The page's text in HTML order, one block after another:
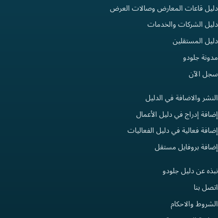
دليل قاعات المعارض وصالات العرض
دليل الشركات والخدمات
دليل المستقلين
مدونة جلودو
سجل الآن
النشر والاضافة في الدليل
إضافة إدراج في دليل الأعمال
إضافة فعالية في دليل الفعاليات
إضافة بروفايل مستقل
نبذه عن دليل جلودو
اتصل بنا
الشروط والاحكام